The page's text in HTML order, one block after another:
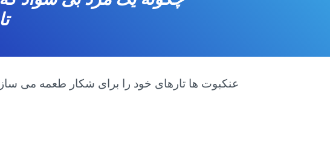
عنکبوت ها تارهای خود را برای شکار طعمه می